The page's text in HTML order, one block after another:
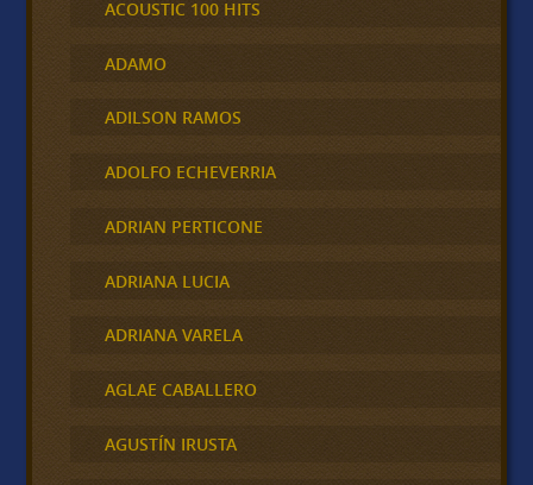
ACOUSTIC 100 HITS
ADAMO
ADILSON RAMOS
ADOLFO ECHEVERRIA
ADRIAN PERTICONE
ADRIANA LUCIA
ADRIANA VARELA
AGLAE CABALLERO
AGUSTÍN IRUSTA